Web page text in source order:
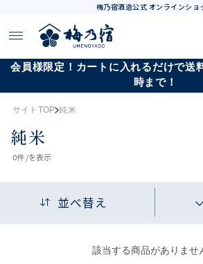
梅乃宿酒造公式 オンラインショ
会員様限定！カートに入れるだけで送
時まで！
サイトTOP 純米
純米
0件 /を表示
並べ替え
該当する商品がありませ